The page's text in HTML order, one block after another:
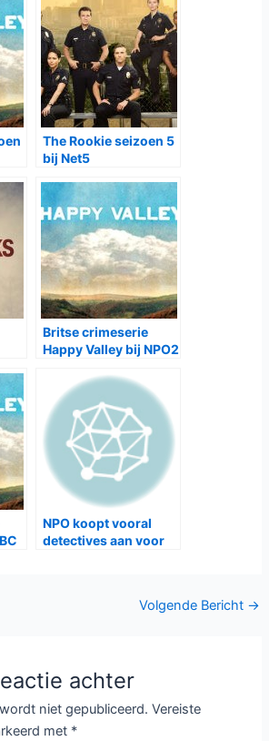
The Rookie seizoen 5
bij Net5
Britse crimeserie
Happy Valley bij NPO2
NPO koopt vooral
detectives aan voor
Volgende Bericht →
achter
niet gepubliceerd. Vereiste
met *